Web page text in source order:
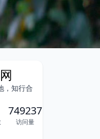
，知行合
749237
访问量